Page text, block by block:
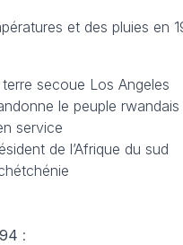
et des pluies en
secoue Los Angeles
le peuple rwandais
service
de l’Afrique du sud
: